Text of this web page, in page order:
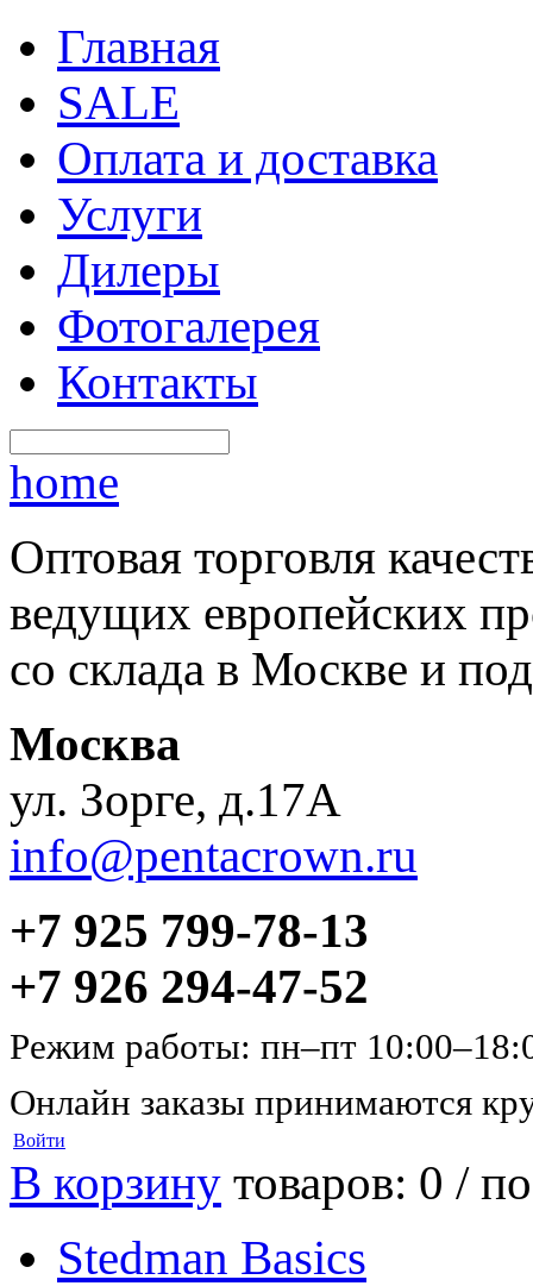
Главная
SALE
Оплата и доставка
Услуги
Дилеры
Фотогалерея
Контакты
home
Оптовая торговля
ведущих европейских
со склада в Москве и под
Москва
ул. Зорге, д.17А
info@pentacrown.ru
+7 925 799-78-13
+7 926 294-47-52
Режим работы: пн–пт
Онлайн заказы принимаются
Войти
В корзину товаров: 0 /
Stedman Basics